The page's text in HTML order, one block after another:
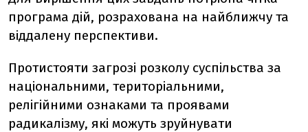
програма дій, розрахована на найближчу та
віддалену перспективи.
Протистояти загрозі розколу суспільства за
національними, територіальними,
релігійними ознаками та проявами
радикалізму, які можуть зруйнувати